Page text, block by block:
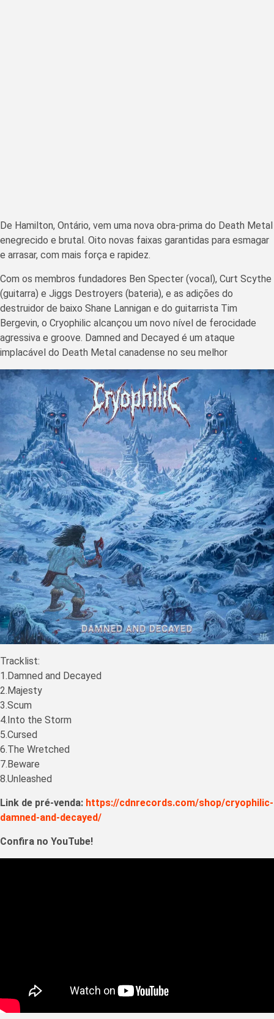
De Hamilton, Ontário, vem uma nova obra-prima do Death Metal
enegrecido e brutal. Oito novas faixas garantidas para esmagar
e arrasar, com mais força e rapidez.
Com os membros fundadores Ben Specter (vocal), Curt Scythe
(guitarra) e Jiggs Destroyers (bateria), e as adições do
destruidor de baixo Shane Lannigan e do guitarrista Tim
Bergevin, o Cryophilic alcançou um novo nível de ferocidade
agressiva e groove. Damned and Decayed é um ataque
implacável do Death Metal canadense no seu melhor
Tracklist:
1.Damned and Decayed
2.Majesty
3.Scum
4.Into the Storm
5.Cursed
6.The Wretched
7.Beware
8.Unleashed
Link de pré-venda: https://cdnrecords.com/shop/cryophilic-
damned-and-decayed/
Confira no YouTube!